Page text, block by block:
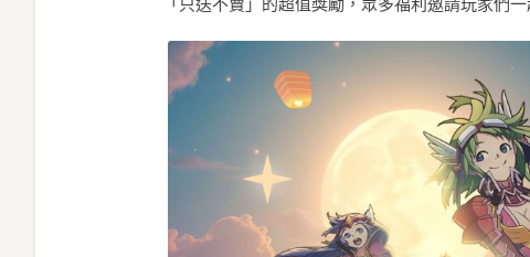
「只送不賣」的超值獎勵，眾多福利邀請玩家們